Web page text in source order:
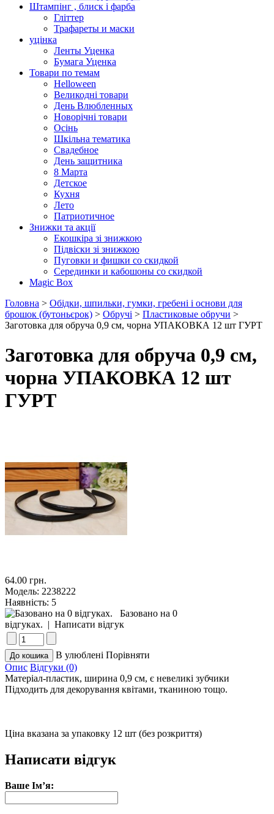
Штампінг , блиск і фарба
Гліттер
Трафареты и маски
уцінка
Ленты Уценка
Бумага Уценка
Товари по темам
Helloween
Великодні товари
День Влюбленных
Новорічні товари
Осінь
Шкільна тематика
Свадебное
День защитника
8 Марта
Детское
Кухня
Лето
Патриотичное
Знижки та акції
Екошкіра зі знижкою
Підвіски зі знижкою
Пуговки и фишки со скидкой
Серединки и кабошоны со скидкой
Magic Box
Головна > Обідки, шпильки, гумки, гребені і основи для
брошок (бутоньєрок) > Обручі > Пластиковые обручи >
Заготовка для обруча 0,9 см, чорна УПАКОВКА 12 шт ГУРТ
Заготовка для обруча 0,9 см,
чорна УПАКОВКА 12 шт
ГУРТ
64.00 грн.
Модель: 2238222
Наявність: 5
Базовано на 0
відгуках. | Написати відгук
В улюблені Порівняти
Опис Відгуки (0)
Матеріал-пластик, ширина 0,9 см, є невеликі зубчики
Підходить для декорування квітами, тканиною тощо.
Ціна вказана за упаковку 12 шт (без розкриття)
Написати відгук
Ваше Ім’я: